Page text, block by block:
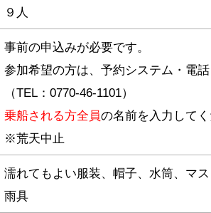
９人
事前の申込みが必要です。
参加希望の方は、予約システム・電
（TEL：0770-46-1101）
乗船される方全員の名前を入力してく
※荒天中止
濡れてもよい服装、帽子、水筒、マ
雨具